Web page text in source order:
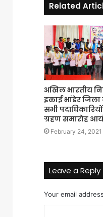
Related
अखिल भारतीय
इकाई भांडेर
सभी
ग्रहण समारोह
February 24, 2021
Leave a Reply
Your email